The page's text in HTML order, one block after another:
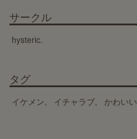
サークル
hysteric.
タグ
イケメン イチャラブ かわいい